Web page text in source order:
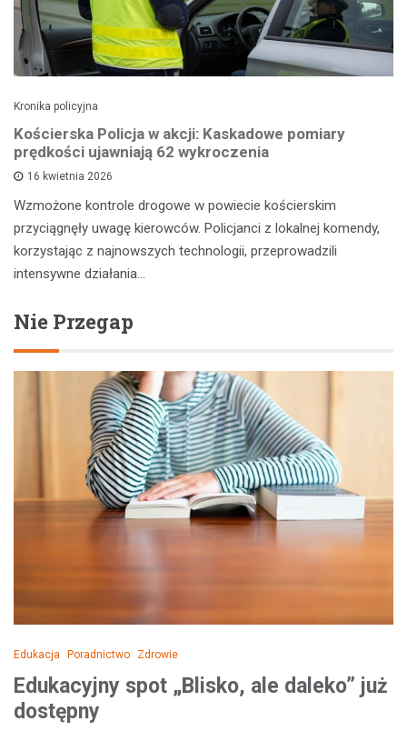
Kronika policyjna
Kościerska Policja w akcji: Kaskadowe pomiary
prędkości ujawniają 62 wykroczenia
16 kwietnia 2026
Wzmożone kontrole drogowe w powiecie kościerskim
przyciągnęły uwagę kierowców. Policjanci z lokalnej komendy,
korzystając z najnowszych technologii, przeprowadzili
intensywne działania…
Nie Przegap
Edukacja Poradnictwo Zdrowie
Edukacyjny spot „Blisko, ale daleko” już
dostępny